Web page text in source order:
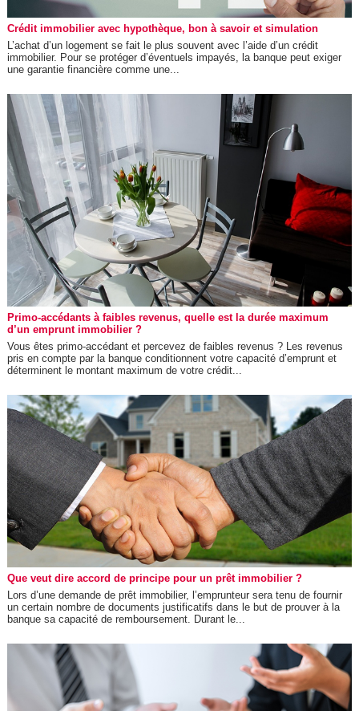
Crédit immobilier avec hypothèque, bon à savoir et simulation
L’achat d’un logement se fait le plus souvent avec l’aide d’un crédit
immobilier. Pour se protéger d’éventuels impayés, la banque peut exiger
une garantie financière comme une...
Primo-accédants à faibles revenus, quelle est la durée maximum
d’un emprunt immobilier ?
Vous êtes primo-accédant et percevez de faibles revenus ? Les revenus
pris en compte par la banque conditionnent votre capacité d’emprunt et
déterminent le montant maximum de votre crédit...
Que veut dire accord de principe pour un prêt immobilier ?
Lors d’une demande de prêt immobilier, l’emprunteur sera tenu de fournir
un certain nombre de documents justificatifs dans le but de prouver à la
banque sa capacité de remboursement. Durant le...